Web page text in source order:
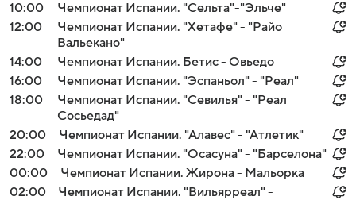
10:00
Чемпионат Испании. "Сельта"-"Эльче"
12:00
Чемпионат Испании. "Хетафе" - "Райо
Вальекано"
14:00
Чемпионат Испании. Бетис - Овьедо
16:00
Чемпионат Испании. "Эспаньол" - "Реал"
18:00
Чемпионат Испании. "Севилья" - "Реал
Сосьедад"
20:00
Чемпионат Испании. "Алавес" - "Атлетик"
22:00
Чемпионат Испании. "Осасуна" - "Барселона"
00:00
Чемпионат Испании. Жирона - Мальорка
02:00
Чемпионат Испании. "Вильярреал" -